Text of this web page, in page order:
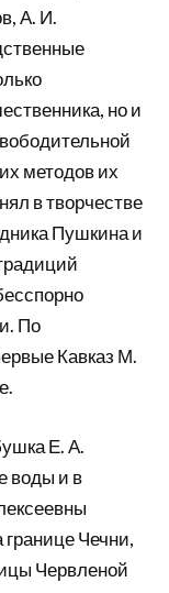
А. И.
но и
методов их
в творчестве
Пушкина и
По
Кавказ М.
Е. А.
воды и в
границе Чечни,
Червленой